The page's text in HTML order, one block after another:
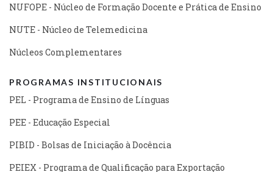
NUFOPE - Núcleo de Formação Docente e Prática de Ensino
NUTE - Núcleo de Telemedicina
Núcleos Complementares
PROGRAMAS INSTITUCIONAIS
PEL - Programa de Ensino de Línguas
PEE - Educação Especial
PIBID - Bolsas de Iniciação à Docência
PEIEX - Programa de Qualificação para Exportação